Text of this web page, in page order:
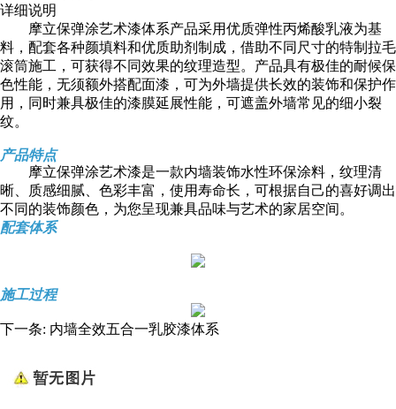
详细说明
摩立保弹涂艺术漆体系产品采用优质弹性丙烯酸乳液为基
料，配套各种颜填料和优质助剂制成，借助不同尺寸的特制拉毛
滚筒施工，可获得不同效果的纹理造型。产品具有极佳的耐候保
色性能，无须额外搭配面漆，可为外墙提供长效的装饰和保护作
用，同时兼具极佳的漆膜延展性能，可遮盖外墙常见的细小裂
纹。
产品特点
摩立保弹涂艺术漆是一款内墙装饰水性环保涂料，纹理清
晰、质感细腻、色彩丰富，使用寿命长，可根据自己的喜好调出
不同的装饰颜色，为您呈现兼具品味与艺术的家居空间。
配套体系
施工过程
下一条: 内墙全效五合一乳胶漆体系